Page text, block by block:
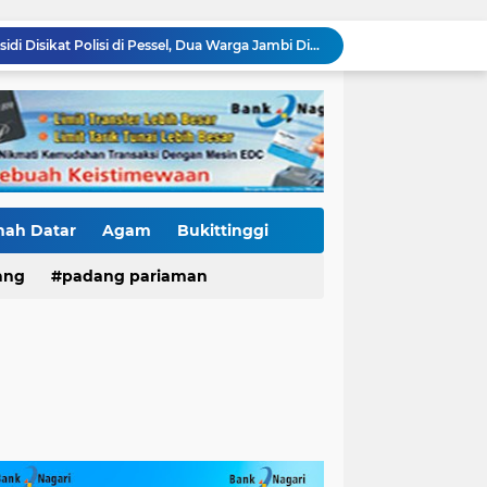
2.990 Liter Bio Solar Subsidi Disikat Polisi di Pessel, Dua Warga Jambi Diciduk
Kasus Fort De Kock Makin Berlapis, Laporan Balasan Kasat Pol PP Disorot: Upaya Penegakan Hukum atau Pengalihan Isu?
Tender Dua Jembatan Gantung Pessel Diselimuti Tanda Tanya, Gangguan Sistem atau Permainan di Balik Layar?
Sebulan Berlalu, Papan Nama Kantor Satker PJN Wilayah II Sumbar Masih Tak Terpasang
Pawai Telong-Telong: Ketika Jejak Perjuangan Bergeser Menjadi Panggung Perayaan
Residivis Tiga Kali Keluar Masuk Penjara Kembali Edarkan Sabu, Polresta Bukittinggi Sita 62 Paket Siap Edar
KKN Sistemik atau Maladministrasi? Misteri "Dikorbankannya" SDN 26 ATT Menguji Transparansi Pemkot Padang
Datar Agam Bukittinggi
padang pariaman